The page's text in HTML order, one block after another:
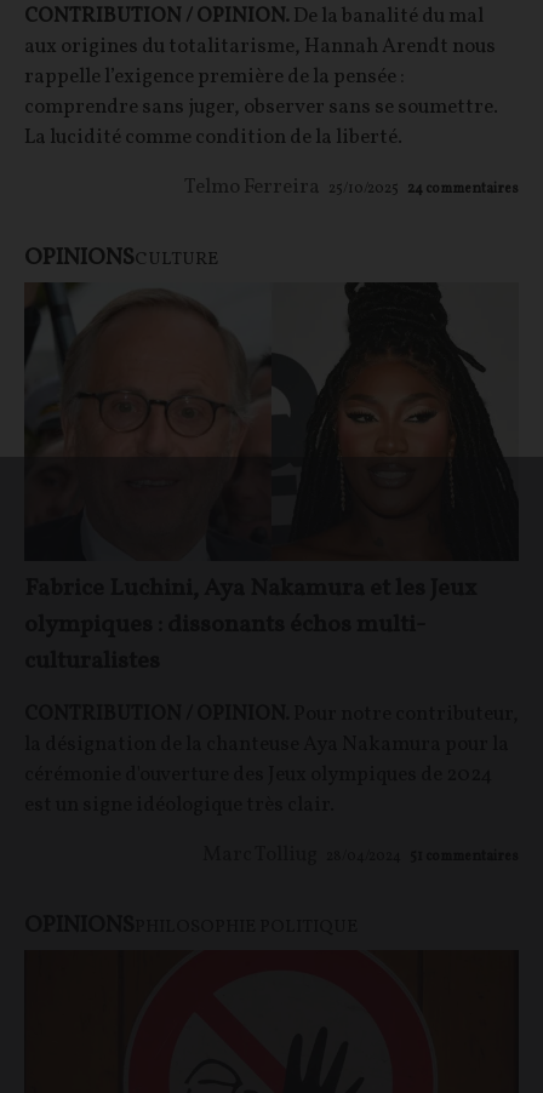
CONTRIBUTION / OPINION.De la banalité du mal
aux origines du totalitarisme, Hannah Arendt nous
rappelle l’exigence première de la pensée :
comprendre sans juger, observer sans se soumettre.
La lucidité comme condition de la liberté.
Telmo Ferreira 25/10/2025 24commentaires
OPINIONSCULTURE